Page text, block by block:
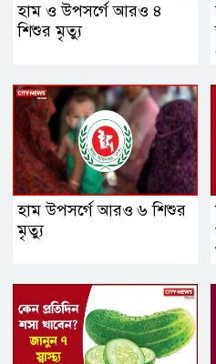
হাম ও উপসর্গে আরও ৪
শিশুর মৃত্যু
হাম উপসর্গে আরও ৬ শিশুর
মৃত্যু